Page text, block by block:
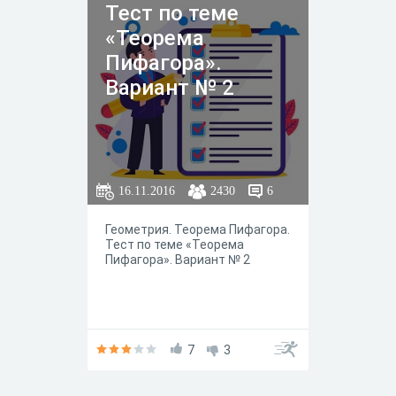
Тест по теме
«Теорема
Пифагора».
Вариант № 2
16.11.2016 2430 6
Геометрия. Теорема Пифагора.
Тест по теме «Теорема
Пифагора». Вариант № 2
7 3